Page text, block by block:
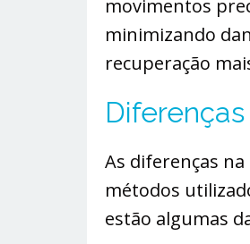
movimentos
minimizando
recuperação
As diferenças
métodos
estão algumas